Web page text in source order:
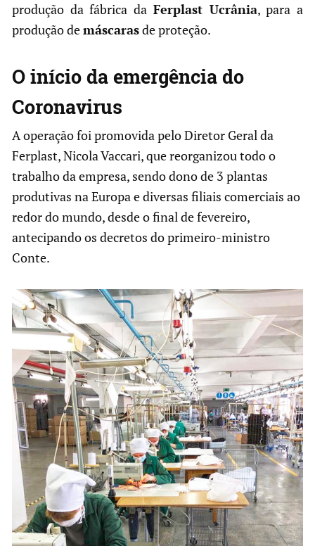
produção da fábrica da Ferplast Ucrânia, para a
produção demáscarasde proteção.
O início da emergência do
Coronavirus
A operação foi promovida pelo Diretor Geral da
Ferplast, Nicola Vaccari, que reorganizou todo o
trabalho da empresa, sendo dono de 3 plantas
produtivas na Europa e diversas filiais comerciais ao
redor do mundo, desde o final de fevereiro,
antecipando os decretos do primeiro-ministro
Conte.